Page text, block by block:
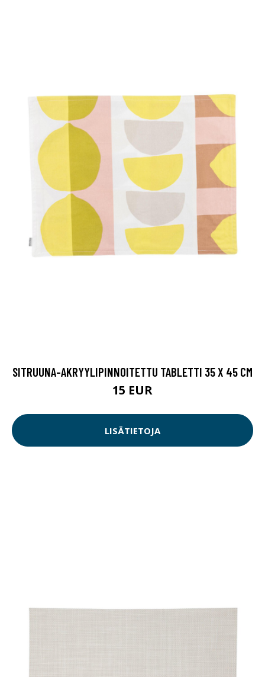
SITRUUNA-AKRYYLIPINNOITETTU TABLETTI 35 X 45 CM
15 EUR
LISÄTIETOJA